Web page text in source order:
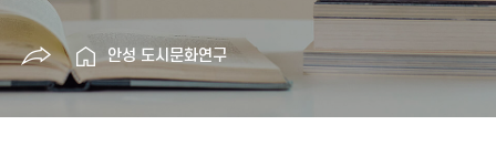
안성 도시문화연구